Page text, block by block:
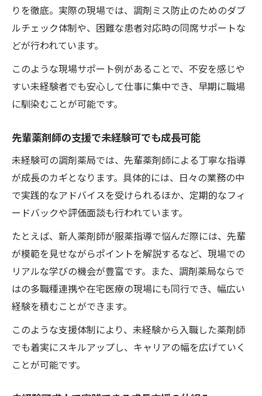
りを徹底。実際の現場では、調剤ミス防止のためのダブ
ルチェック体制や、困難な患者対応時の同席サポートな
どが行われています。
このような現場サポート例があることで、不安を感じや
すい未経験者でも安心して仕事に集中でき、早期に職場
に馴染むことが可能です。
先輩薬剤師の支援で未経験可でも成長可能
未経験可の調剤薬局では、先輩薬剤師による丁寧な指導
が成長のカギとなります。具体的には、日々の業務の中
で実践的なアドバイスを受けられるほか、定期的なフィ
ードバックや評価面談も行われています。
たとえば、新人薬剤師が服薬指導で悩んだ際には、先輩
が模範を見せながらポイントを解説するなど、現場での
リアルな学びの機会が豊富です。また、調剤薬局ならで
はの多職種連携や在宅医療の現場にも同行でき、幅広い
経験を積むことができます。
このような支援体制により、未経験から入職した薬剤師
でも着実にスキルアップし、キャリアの幅を広げていく
ことが可能です。